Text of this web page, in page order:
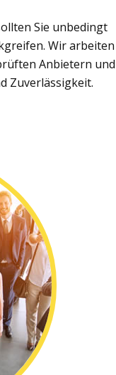
Sie unbedingt
Wir arbeiten
Anbietern und
Zuverlässigkeit.